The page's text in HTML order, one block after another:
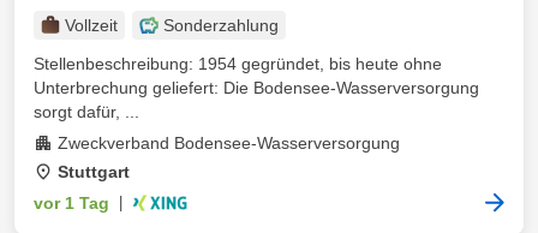
Vollzeit
Sonderzahlung
Stellenbeschreibung: 1954 gegründet, bis heute ohne
Unterbrechung geliefert: Die Bodensee-Wasserversorgung
sorgt dafür, ...
Zweckverband Bodensee-Wasserversorgung
Stuttgart
vor 1 Tag